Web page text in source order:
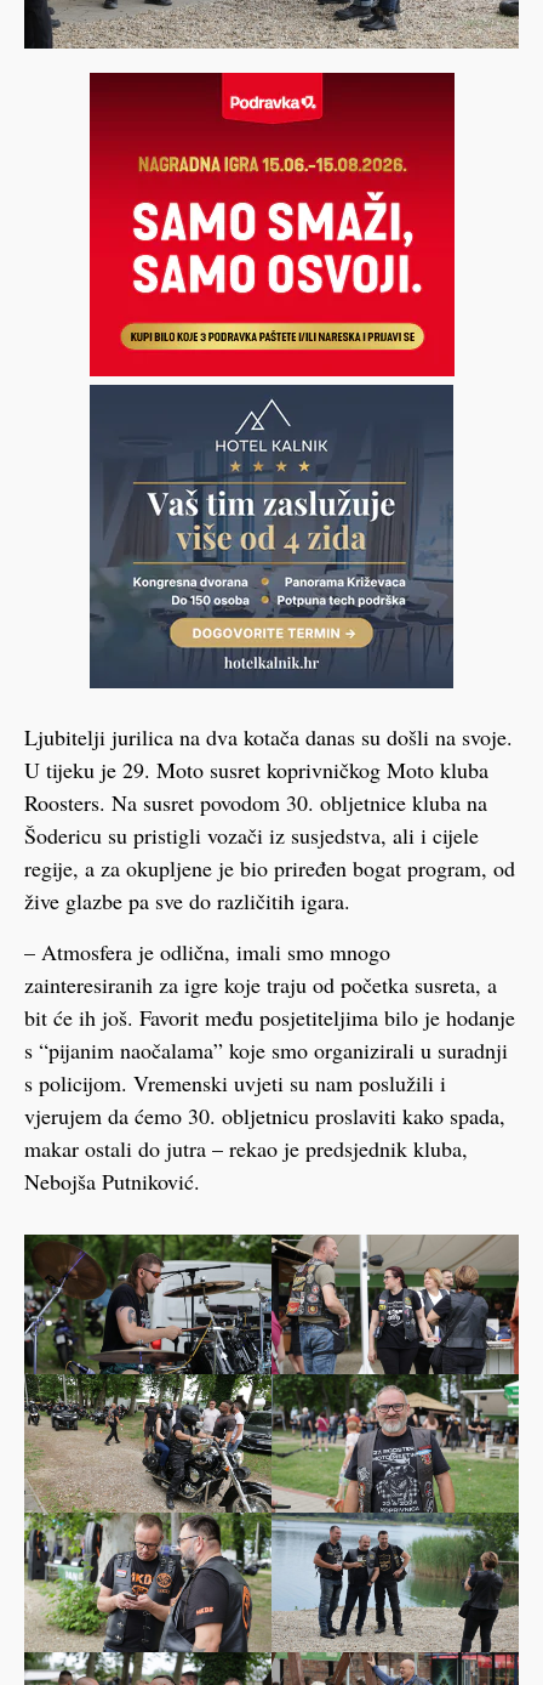
Ljubitelji jurilica na dva kotača danas su došli na svoje.
U tijeku je 29. Moto susret koprivničkog Moto kluba
Roosters. Na susret povodom 30. obljetnice kluba na
Šodericu su pristigli vozači iz susjedstva, ali i cijele
regije, a za okupljene je bio priređen bogat program, od
žive glazbe pa sve do različitih igara.
– Atmosfera je odlična, imali smo mnogo
zainteresiranih za igre koje traju od početka susreta, a
bit će ih još. Favorit među posjetiteljima bilo je hodanje
s “pijanim naočalama” koje smo organizirali u suradnji
s policijom. Vremenski uvjeti su nam poslužili i
vjerujem da ćemo 30. obljetnicu proslaviti kako spada,
makar ostali do jutra – rekao je predsjednik kluba,
Nebojša Putniković.